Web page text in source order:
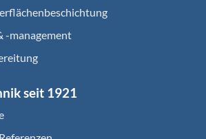
-management
seit 1921